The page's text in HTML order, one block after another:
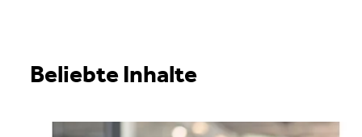
Beliebte Inhalte